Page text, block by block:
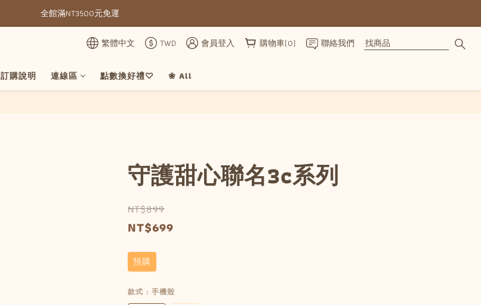
全館滿NT3500元免運
全館滿NT3500元免運
部分現貨＋預購20-30天不含假日
繁體中文 TWD 會員登入 購物車(0) 聯絡我們
訂購說明 連線區 點數換好禮♡ ❀ All
守護甜心聯名3c系列
NT$899
NT$699
預購
款式 : 手機殼